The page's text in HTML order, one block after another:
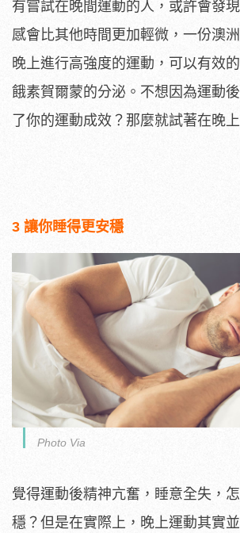
有嘗試在晚間運動的人，或許會發
感會比其他時間更加輕微，一份澳
晚上進行高強度的運動，可以有效
餓素賀爾蒙的分泌。不想因為運動
了你的運動成效？那麼就試著在晚
3 讓你睡得更安穩
Photo Via
覺得運動後精神亢奮，睡意全失，
穩？但是在實際上，晚上運動其實